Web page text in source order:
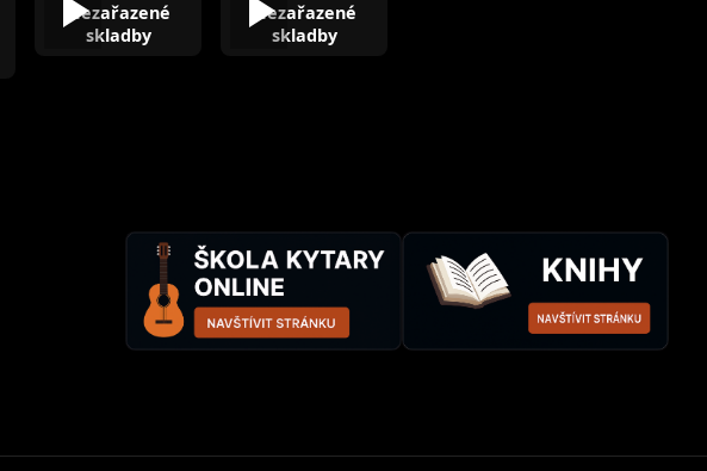
Nezařazené
skladby
Nezařazené
skladby